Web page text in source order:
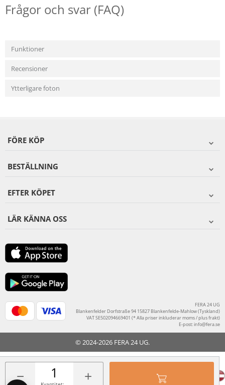
− +
Frågor och svar (FAQ)
Funktioner
Recensioner
Ytterligare foton
FÖRE KÖP
BESTÄLLNING
EFTER KÖPET
LÄR KÄNNA OSS
FERA 24 UG
Blankenfelder Dorfstraße 94 15827 Blankenfelde-Mahlow (Tyskland)
VAT SE502094669401 (* Alla priser inkluderar moms / plus frakt)
E-post:info@fera.se
© 2024-2026 FERA 24 UG.
FERA INTERNATIONAL: